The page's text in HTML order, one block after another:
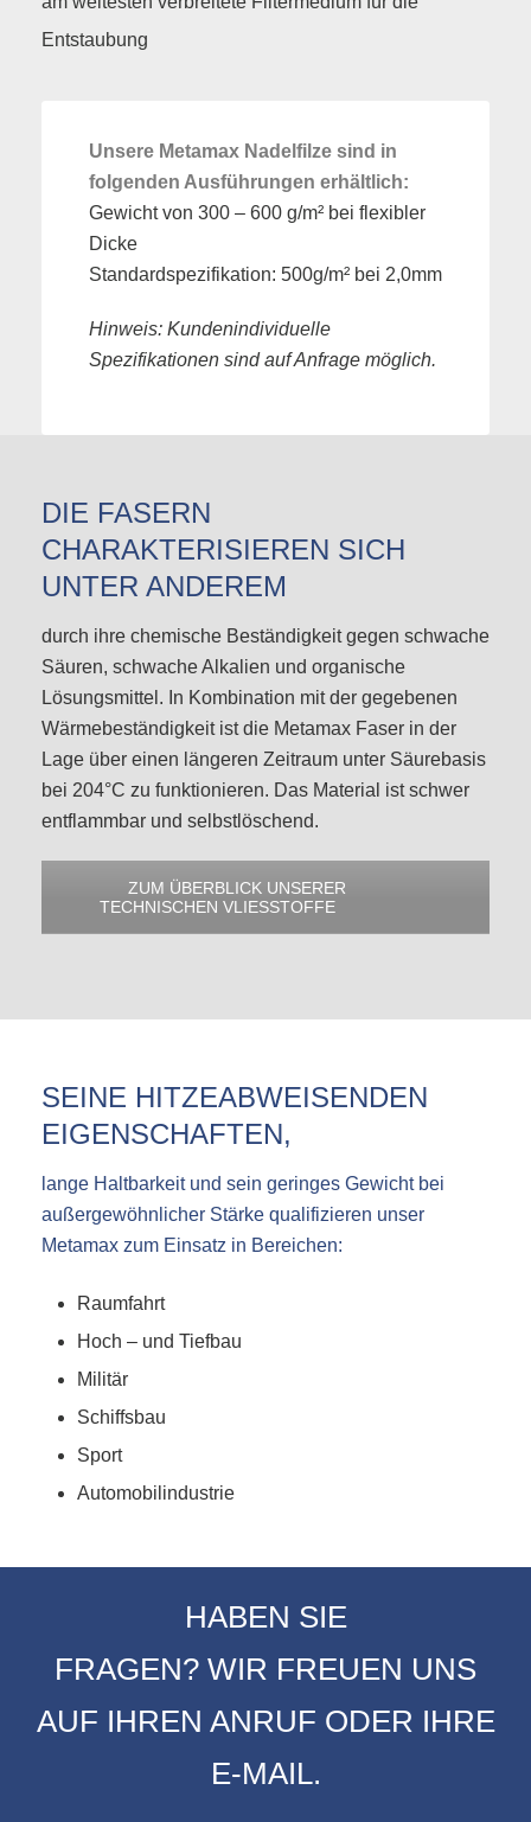
Unsere Metamax Nadelfilze sind in
folgenden Ausführungen erhältlich:
Gewicht von 300 – 600 g/m² bei flexibler
Dicke
Standardspezifikation: 500g/m² bei 2,0mm
Hinweis: Kundenindividuelle
Spezifikationen sind auf Anfrage möglich.
DIE FASERN
CHARAKTERISIEREN SICH
UNTER ANDEREM
durch ihre chemische Beständigkeit gegen schwache
Säuren, schwache Alkalien und organische
Lösungsmittel. In Kombination mit der gegebenen
Wärmebeständigkeit ist die Metamax Faser in der
Lage über einen längeren Zeitraum unter Säurebasis
bei 204°C zu funktionieren. Das Material ist schwer
entflammbar und selbstlöschend.
ZUM ÜBERBLICK UNSERER
TECHNISCHEN VLIESSTOFFE
SEINE HITZEABWEISENDEN
EIGENSCHAFTEN,
lange Haltbarkeit und sein geringes Gewicht bei
außergewöhnlicher Stärke qualifizieren unser
Metamax zum Einsatz in Bereichen:
Raumfahrt
Hoch – und Tiefbau
Militär
Schiffsbau
Sport
Automobilindustrie
HABEN SIE
FRAGEN? WIR FREUEN UNS
AUF IHREN ANRUF ODER IHRE
E-MAIL.